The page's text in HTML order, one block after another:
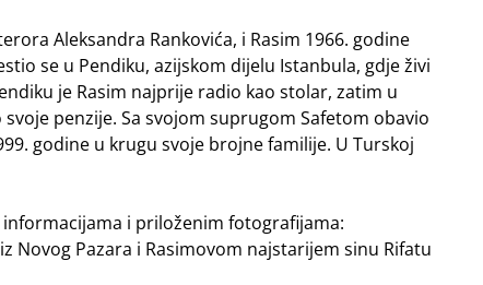
Aleksandra Rankovića, i Rasim 1966. godine
se u Pendiku, azijskom dijelu Istanbula, gdje živi
je Rasim najprije radio kao stolar, zatim u
penzije. Sa svojom suprugom Safetom obavio
godine u krugu svoje brojne familije. U Turskoj
i priloženim fotografijama:
Novog Pazara i Rasimovom najstarijem sinu Rifatu